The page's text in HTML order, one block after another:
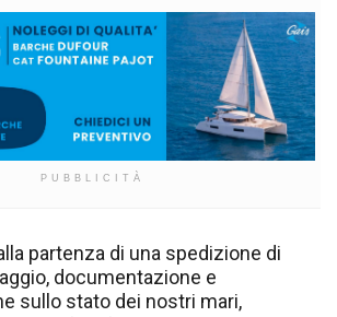
PUBBLICITÀ
partenza di una spedizione di
documentazione e
sullo stato dei nostri mari,